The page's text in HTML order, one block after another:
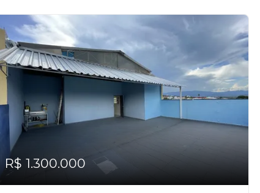
R$ 1.300.000